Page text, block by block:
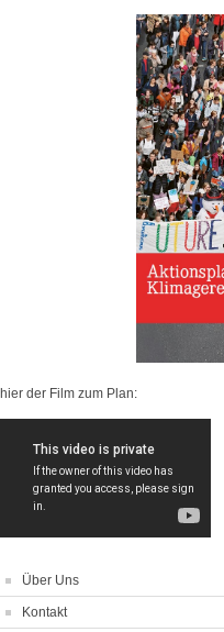
hier der Film zum Plan:
Über Uns
Kontakt